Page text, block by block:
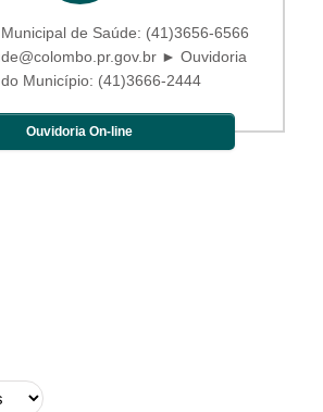
de Saúde: (41)3656-6566
► Ouvidoria
Município: (41)3666-2444
Ouvidoria On-line